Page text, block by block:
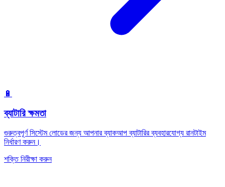
🔋
ব্যাটারি ক্ষমতা
গুরুত্বপূর্ণ সিস্টেম লোডের জন্য আপনার ব্যাকআপ ব্যাটারির ব্যবহারযোগ্য রানটাইম
নির্ধারণ করুন।
শক্তি নিরীক্ষা করুন